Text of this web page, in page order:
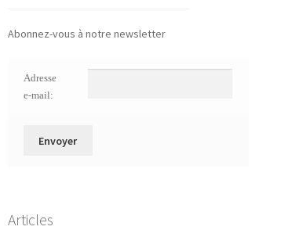
Abonnez-vous à notre newsletter
Adresse
e-mail:
Articles